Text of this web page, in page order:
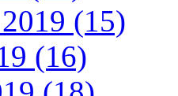
(15)
(16)